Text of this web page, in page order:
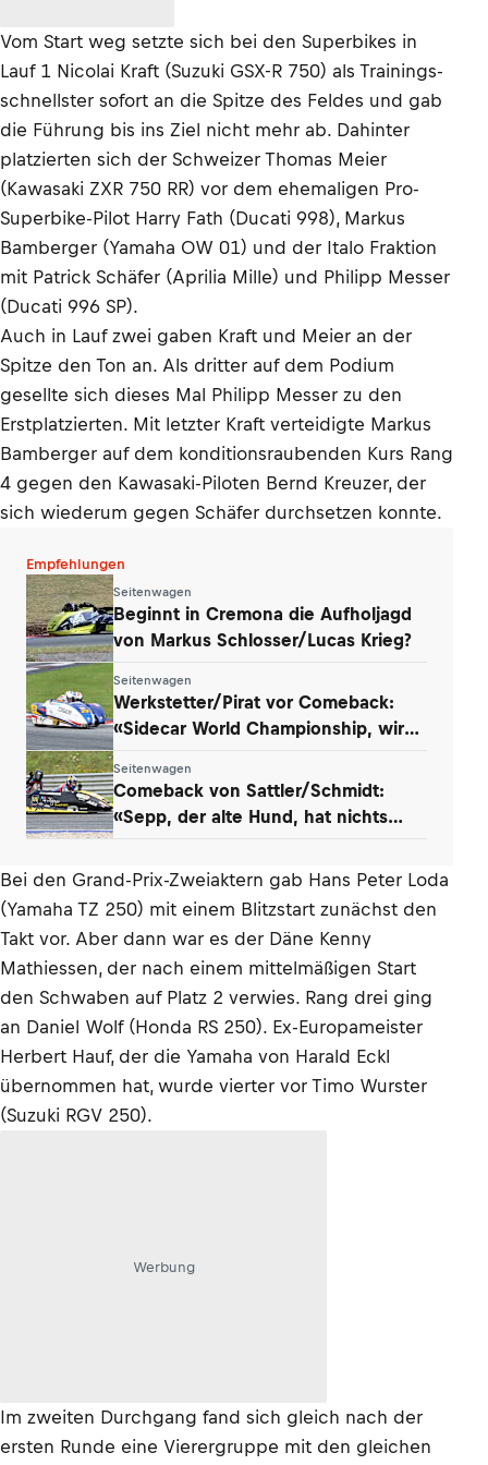
Vom Start weg setzte sich bei den Superbikes in
Lauf 1 Nicolai Kraft (Suzuki GSX-R 750) als Trainings-
schnellster sofort an die Spitze des Feldes und gab
die Führung bis ins Ziel nicht mehr ab. Dahinter
platzierten sich der Schweizer Thomas Meier
(Kawasaki ZXR 750 RR) vor dem ehemaligen Pro-
Superbike-Pilot Harry Fath (Ducati 998), Markus
Bamberger (Yamaha OW 01) und der Italo Fraktion
mit Patrick Schäfer (Aprilia Mille) und Philipp Messer
(Ducati 996 SP).
Auch in Lauf zwei gaben Kraft und Meier an der
Spitze den Ton an. Als dritter auf dem Podium
gesellte sich dieses Mal Philipp Messer zu den
Erstplatzierten. Mit letzter Kraft verteidigte Markus
Bamberger auf dem konditionsraubenden Kurs Rang
4 gegen den Kawasaki-Piloten Bernd Kreuzer, der
sich wiederum gegen Schäfer durchsetzen konnte.
Empfehlungen
Seitenwagen
Beginnt in Cremona die Aufholjagd
von Markus Schlosser/Lucas Krieg?
Seitenwagen
Werkstetter/Pirat vor Comeback:
«Sidecar World Championship, wir
Seitenwagen
Comeback von Sattler/Schmidt:
«Sepp, der alte Hund, hat nichts
Bei den Grand-Prix-Zweiaktern gab Hans Peter Loda
(Yamaha TZ 250) mit einem Blitzstart zunächst den
Takt vor. Aber dann war es der Däne Kenny
Mathiessen, der nach einem mittelmäßigen Start
den Schwaben auf Platz 2 verwies. Rang drei ging
an Daniel Wolf (Honda RS 250). Ex-Europameister
Herbert Hauf, der die Yamaha von Harald Eckl
übernommen hat, wurde vierter vor Timo Wurster
(Suzuki RGV 250).
Werbung
Im zweiten Durchgang fand sich gleich nach der
ersten Runde eine Vierergruppe mit den gleichen